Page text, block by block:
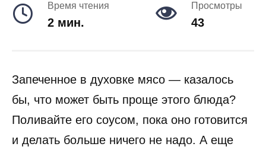
Время чтения
2 мин.
Просмотры
43
Запеченное в духовке мясо — казалось
бы, что может быть проще этого блюда?
Поливайте его соусом, пока оно готовится
и делать больше ничего не надо. А еще